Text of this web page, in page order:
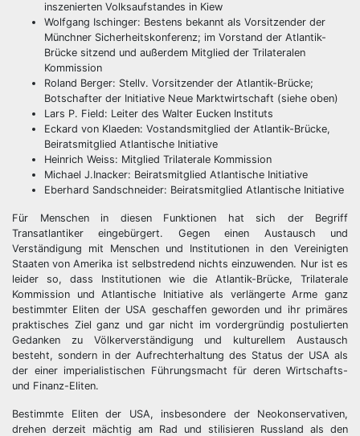
inszenierten Volksaufstandes in Kiew
Wolfgang Ischinger: Bestens bekannt als Vorsitzender der
Münchner Sicherheitskonferenz; im Vorstand der Atlantik-
Brücke sitzend und außerdem Mitglied der Trilateralen
Kommission
Roland Berger: Stellv. Vorsitzender der Atlantik-Brücke;
Botschafter der Initiative Neue Marktwirtschaft (siehe oben)
Lars P. Field: Leiter des Walter Eucken Instituts
Eckard von Klaeden: Vostandsmitglied der Atlantik-Brücke,
Beiratsmitglied Atlantische Initiative
Heinrich Weiss: Mitglied Trilaterale Kommission
Michael J.Inacker: Beiratsmitglied Atlantische Initiative
Eberhard Sandschneider: Beiratsmitglied Atlantische Initiative
Für Menschen in diesen Funktionen hat sich der Begriff
Transatlantiker eingebürgert. Gegen einen Austausch und
Verständigung mit Menschen und Institutionen in den Vereinigten
Staaten von Amerika ist selbstredend nichts einzuwenden. Nur ist es
leider so, dass Institutionen wie die Atlantik-Brücke, Trilaterale
Kommission und Atlantische Initiative als verlängerte Arme ganz
bestimmter Eliten der USA geschaffen geworden und ihr primäres
praktisches Ziel ganz und gar nicht im vordergründig postulierten
Gedanken zu Völkerverständigung und kulturellem Austausch
besteht, sondern in der Aufrechterhaltung des Status der USA als
der einer imperialistischen Führungsmacht für deren Wirtschafts-
und Finanz-Eliten.
Bestimmte Eliten der USA, insbesondere der Neokonservativen,
drehen derzeit mächtig am Rad und stilisieren Russland als den